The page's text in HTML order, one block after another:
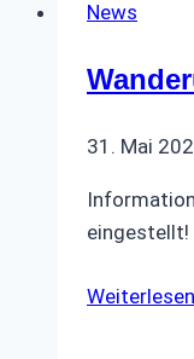
News
31. Mai
eingestellt!
Weiterlesen